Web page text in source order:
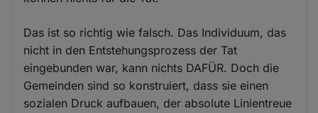
Das ist so richtig wie falsch. Das Individuum, das
nicht in den Entstehungsprozess der Tat
eingebunden war, kann nichts DAFÜR. Doch die
Gemeinden sind so konstruiert, dass sie einen
sozialen Druck aufbauen, der absolute Linientreue